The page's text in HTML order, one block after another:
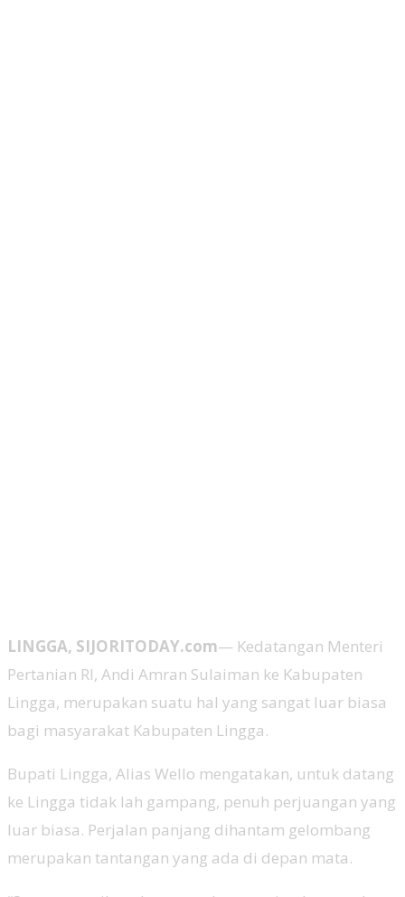
LINGGA, SIJORITODAY.com— Kedatangan Menteri
Pertanian RI, Andi Amran Sulaiman ke Kabupaten
Lingga, merupakan suatu hal yang sangat luar biasa
bagi masyarakat Kabupaten Lingga.
Bupati Lingga, Alias Wello mengatakan, untuk datang
ke Lingga tidak lah gampang, penuh perjuangan yang
luar biasa. Perjalan panjang dihantam gelombang
merupakan tantangan yang ada di depan mata.